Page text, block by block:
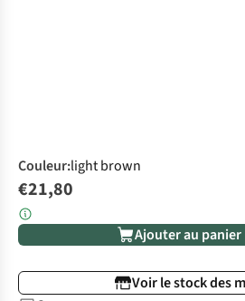
Couleur:light brown
€21,80
Ajouter au panier
Voir le stock des